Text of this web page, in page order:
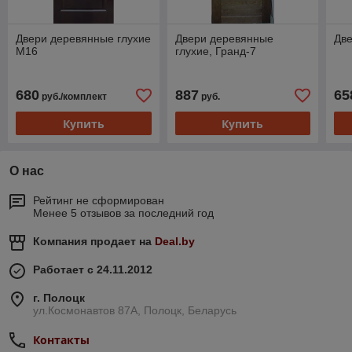
Двери деревянные глухие
М16
680 руб./комплект
Купить
Двери деревянные
глухие, Гранд-7
887 руб.
Купить
О нас
Рейтинг не сформирован
Менее 5 отзывов за последний год
Компания продает на Deal.by
Работает с 24.11.2012
г. Полоцк
ул.Космонавтов 87А, Полоцк, Беларусь
Контакты